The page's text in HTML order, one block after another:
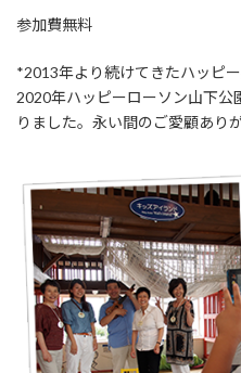
参加費無料
*2013年より続けてきたハッピ
2020年ハッピーローソン山下公
りました。永い間のご愛顧あり